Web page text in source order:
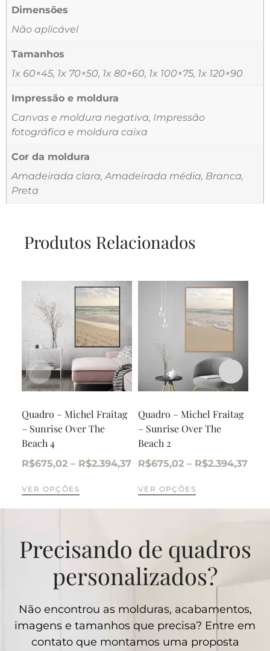
Dimensões
Não aplicável
Tamanhos
1x 60×45, 1x 70×50, 1x 80×60, 1x 100×75, 1x 120×90
Impressão e moldura
Canvas e moldura negativa, Impressão
fotográfica e moldura caixa
Cor da moldura
Amadeirada clara, Amadeirada média, Branca,
Preta
Produtos Relacionados
Quadro – Michel Fraitag
– Sunrise Over The
Beach 4
R$675,02 – R$2.394,37
VER OPÇÕES
Quadro – Michel Fraitag
– Sunrise Over The
Beach 2
R$675,02 – R$2.394,37
VER OPÇÕES
Precisando de quadros
personalizados?
Não encontrou as molduras, acabamentos,
imagens e tamanhos que precisa? Entre em
contato que montamos uma proposta